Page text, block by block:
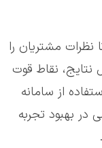
مشتریان را
نتایج، نقاط قوت
از سامانه
بهبود تجربه